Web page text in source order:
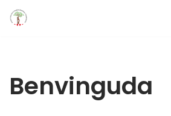
Benvinguda